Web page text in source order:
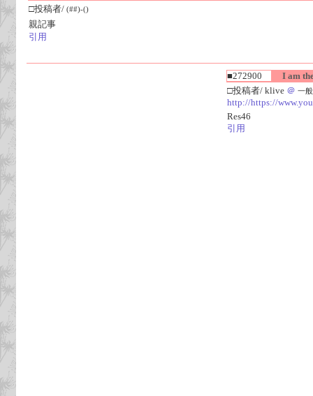
□投稿者/ (##)-()
親記事
引用
■272900
I am
□投稿者/ klive ＠ 一
http://https://
Res46
引用